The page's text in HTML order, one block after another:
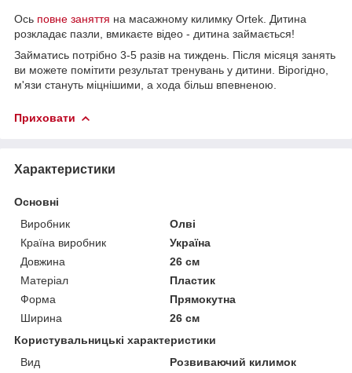
Ось повне заняття на масажному килимку Ortek. Дитина
розкладає пазли, вмикаєте відео - дитина займається!
Займатись потрібно 3-5 разів на тиждень. Після місяця занять
ви можете помітити результат тренувань у дитини. Вірогідно,
м'язи стануть міцнішими, а хода більш впевненою.
Приховати
Характеристики
Основні
Виробник
Олві
Країна виробник
Україна
Довжина
26 см
Матеріал
Пластик
Форма
Прямокутна
Ширина
26 см
Користувальницькі характеристики
Вид
Розвиваючий килимок